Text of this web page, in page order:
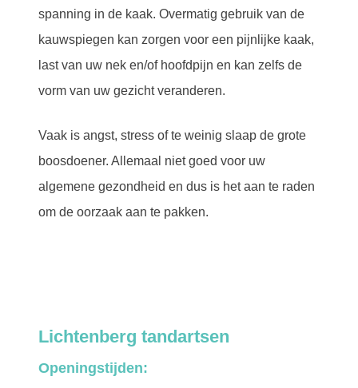
spanning in de kaak. Overmatig gebruik van de
kauwspiegen kan zorgen voor een pijnlijke kaak,
last van uw nek en/of hoofdpijn en kan zelfs de
vorm van uw gezicht veranderen.
Vaak is angst, stress of te weinig slaap de grote
boosdoener. Allemaal niet goed voor uw
algemene gezondheid en dus is het aan te raden
om de oorzaak aan te pakken.
Lichtenberg tandartsen
Openingstijden: